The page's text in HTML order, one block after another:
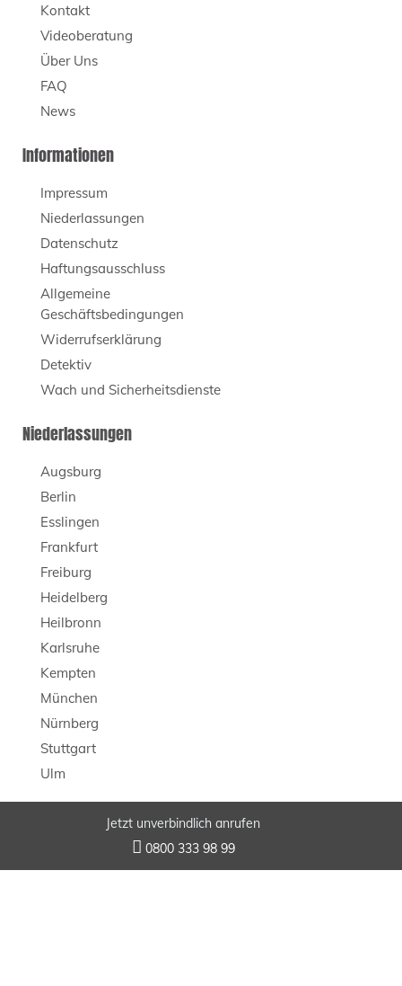
Jetzt unverbindlich anrufen
 0800 333 98 99
Kontakt
Videoberatung
Über Uns
FAQ
News
Informationen
Impressum
Niederlassungen
Datenschutz
Haftungsausschluss
Allgemeine
Geschäftsbedingungen
Widerrufserklärung
Detektiv
Wach und Sicherheitsdienste
Niederlassungen
Augsburg
Berlin
Esslingen
Frankfurt
Freiburg
Heidelberg
Heilbronn
Karlsruhe
Kempten
München
Nürnberg
Stuttgart
Ulm
© 2026 LB Detektei